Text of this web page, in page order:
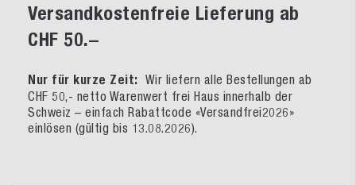
Versandkostenfreie Lieferung ab
CHF 50.–
Nur für kurze Zeit: Wir liefern alle Bestellungen ab
CHF 50,- netto Warenwert frei Haus innerhalb der
Schweiz – einfach Rabattcode «Versandfrei2026»
einlösen (gültig bis 13.08.2026).